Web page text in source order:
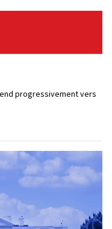
progressivement vers